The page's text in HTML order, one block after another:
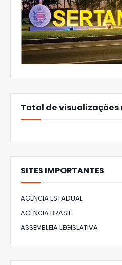
Total de visualizações
SITES IMPORTANTES
AGÊNCIA ESTADUAL
AGÊNCIA BRASIL
ASSEMBLEIA LEGISLATIVA